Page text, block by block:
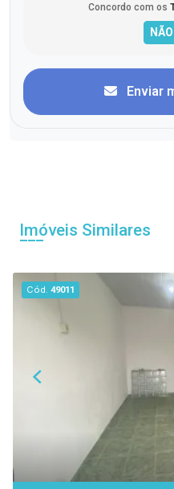
Concordo com os
Enviar
Imóveis Similares
Cód.49011